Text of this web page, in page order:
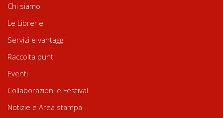
Chi siamo
Le Librerie
Servizi e vantaggi
Raccolta punti
Eventi
Collaborazioni e Festival
Notizie e Area stampa